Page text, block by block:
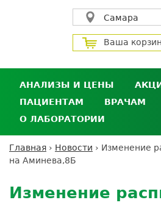
Самара
Ваша
АНАЛИЗЫ И ЦЕНЫ
Анализы и цены
Где сдать анализы
Выезд на дом
Подготовка к анализам
ПАЦИЕНТАМ
Личный кабинет
Дисконтная программа
ДМС
Усиление
ВРАЧАМ
О ЛАБОРАТОРИИ
Контроль качества
Документы
Вы
Главная › Новости › Изменение
на Аминева,8Б
to
top
Изменение